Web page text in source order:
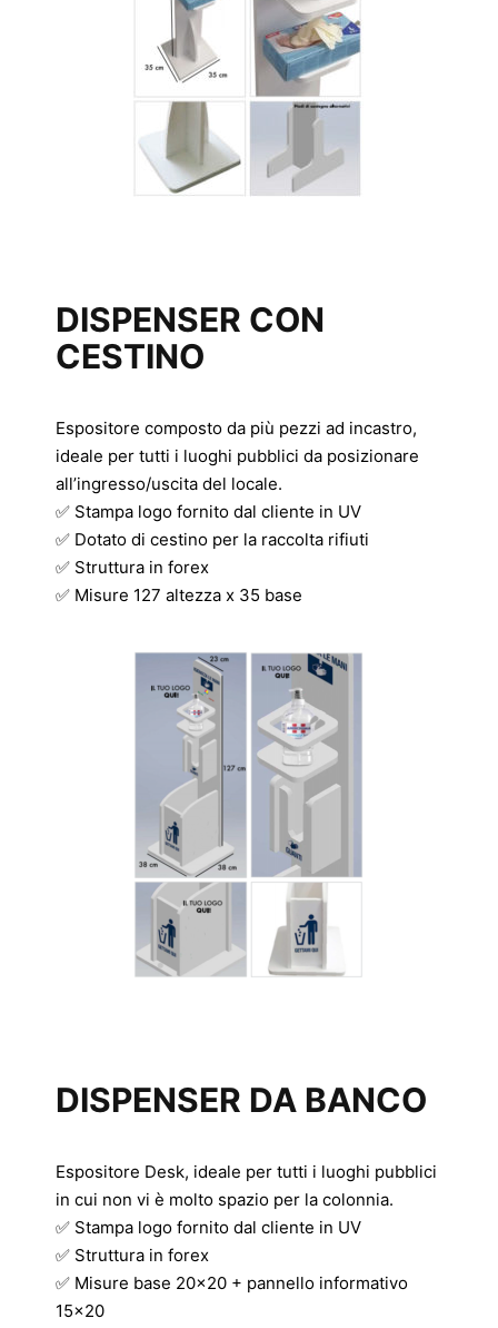
DISPENSER CON
CESTINO
Espositore composto da più pezzi ad incastro,
ideale per tutti i luoghi pubblici da posizionare
all’ingresso/uscita del locale.
✅ Stampa logo fornito dal cliente in UV
✅ Dotato di cestino per la raccolta rifiuti
✅ Struttura in forex
✅ Misure 127 altezza x 35 base
DISPENSER DA BANCO
Espositore Desk, ideale per tutti i luoghi pubblici
in cui non vi è molto spazio per la colonnia.
✅ Stampa logo fornito dal cliente in UV
✅ Struttura in forex
✅ Misure base 20×20 + pannello informativo
15×20